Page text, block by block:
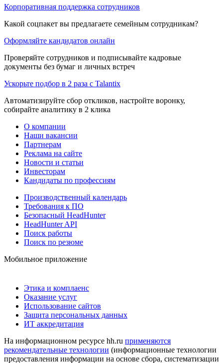
Корпоративная поддержка сотрудников
Какой соцпакет вы предлагаете семейным сотрудникам?
Оформляйте кандидатов онлайн
Проверяйте сотрудников и подписывайте кадровые
документы без бумаг и личных встреч
Ускорьте подбор в 2 раза с Talantix
Автоматизируйте сбор откликов, настройте воронку,
собирайте аналитику в 2 клика
О компании
Наши вакансии
Партнерам
Реклама на сайте
Новости и статьи
Инвесторам
Кандидаты по профессиям
Производственный календарь
Требования к ПО
Безопасный HeadHunter
HeadHunter API
Поиск работы
Поиск по резюме
Мобильное приложение
Этика и комплаенс
Оказание услуг
Использование сайтов
Защита персональных данных
ИТ аккредитация
На информационном ресурсе hh.ru применяются
рекомендательные технологии (информационные технологии
предоставления информации на основе сбора, систематизации